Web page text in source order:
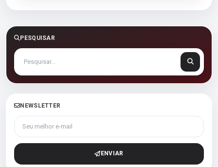
PESQUISAR
NEWSLETTER
Seu melhor e-mail
ENVIAR